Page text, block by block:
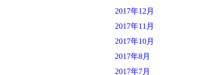
2017年12月
2017年11月
2017年10月
2017年8月
2017年7月